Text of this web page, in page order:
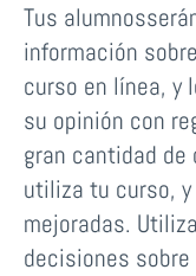
Tus
información
curso en línea, y
su opinión con
gran cantidad
utiliza tu curso,
mejoradas.
decisiones